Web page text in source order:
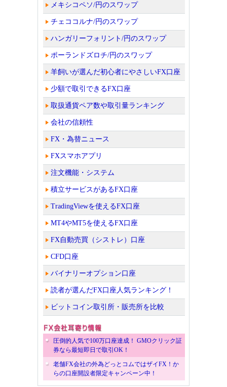
メキシコペソ/円のスワップ
チェココルナ/円のスワップ
ハンガリーフォリント/円のスワップ
ポーランドズロチ/円のスワップ
羊飼いが選んだ初心者にやさしいFX口座
少額で取引できるFX口座
取扱通貨ペア数や取引量ランキング
会社の信頼性
FX・為替ニュース
FXスマホアプリ
注文機能・システム
積立サービスがあるFX口座
TradingViewを使えるFX口座
MT4やMT5を使えるFX口座
FX自動売買（シストレ）口座
CFD口座
バイナリーオプション口座
読者が選んだFX口座人気ランキング！
ビットコイン取引所・販売所を比較
圧倒的人気で100万口座達成！ GMOクリック証
券なら最短即日で取引OK！
老舗FX会社の外為どっとコムではザイFX！か
らの口座開設者限定キャンペーン中！